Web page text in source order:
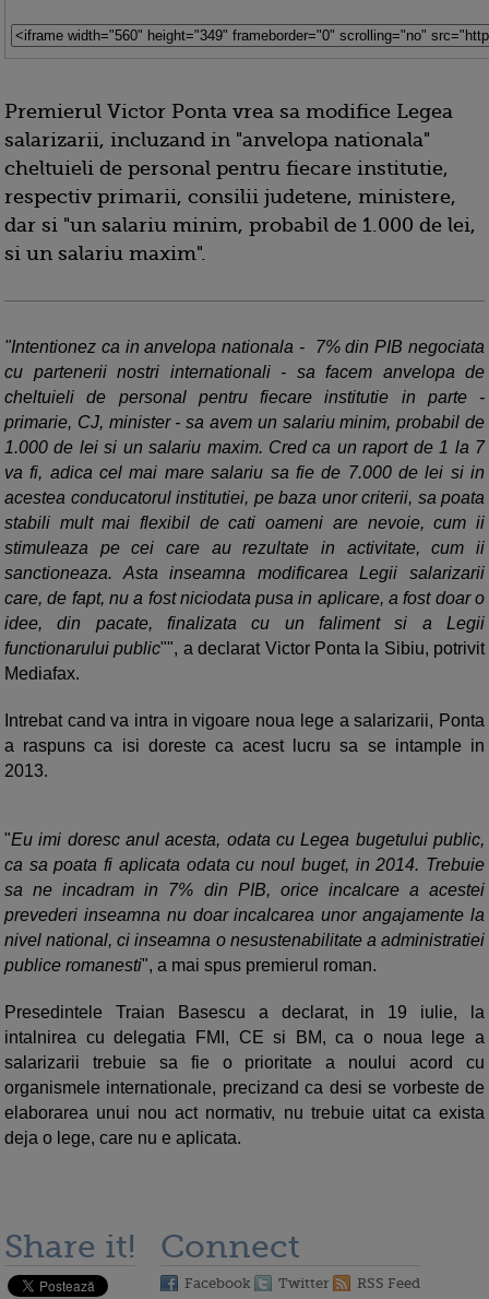
Premierul Victor Ponta vrea sa modifice Legea
salarizarii, incluzand in "anvelopa nationala"
cheltuieli de personal pentru fiecare institutie,
respectiv primarii, consilii judetene, ministere,
dar si "un salariu minim, probabil de 1.000 de lei,
si un salariu maxim".
"Intentionez ca in anvelopa nationala - 7% din PIB negociata
cu partenerii nostri internationali - sa facem anvelopa de
cheltuieli de personal pentru fiecare institutie in parte -
primarie, CJ, minister - sa avem un salariu minim, probabil de
1.000 de lei si un salariu maxim. Cred ca un raport de 1 la 7
va fi, adica cel mai mare salariu sa fie de 7.000 de lei si in
acestea conducatorul institutiei, pe baza unor criterii, sa poata
stabili mult mai flexibil de cati oameni are nevoie, cum ii
stimuleaza pe cei care au rezultate in activitate, cum ii
sanctioneaza. Asta inseamna modificarea Legii salarizarii
care, de fapt, nu a fost niciodata pusa in aplicare, a fost doar o
idee, din pacate, finalizata cu un faliment si a Legii
functionarului public"", a declarat Victor Ponta la Sibiu, potrivit
Mediafax.
Intrebat cand va intra in vigoare noua lege a salarizarii, Ponta
a raspuns ca isi doreste ca acest lucru sa se intample in
2013.
"Eu imi doresc anul acesta, odata cu Legea bugetului public,
ca sa poata fi aplicata odata cu noul buget, in 2014. Trebuie
sa ne incadram in 7% din PIB, orice incalcare a acestei
prevederi inseamna nu doar incalcarea unor angajamente la
nivel national, ci inseamna o nesustenabilitate a administratiei
publice romanesti", a mai spus premierul roman.
Presedintele Traian Basescu a declarat, in 19 iulie, la
intalnirea cu delegatia FMI, CE si BM, ca o noua lege a
salarizarii trebuie sa fie o prioritate a noului acord cu
organismele internationale, precizand ca desi se vorbeste de
elaborarea unui nou act normativ, nu trebuie uitat ca exista
deja o lege, care nu e aplicata.
Share it! Connect
Facebook Twitter RSS Feed